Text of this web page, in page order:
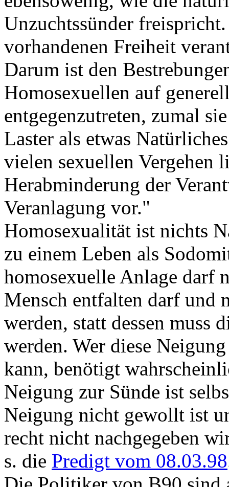
Unzuchtssünder
vorhandenen Freiheit
Darum ist den
Homosexuellen auf
entgegenzutreten, zumal
Laster als etwas
vielen sexuellen Vergehen
Herabminderung der
Veranlagung vor."
Homosexualität ist nichts
zu einem Leben als
homosexuelle Anlage darf
Mensch entfalten darf und
werden, statt dessen muss
werden. Wer diese
kann, benötigt
Neigung zur Sünde ist
Neigung nicht gewollt ist
recht nicht nachgegeben
s. die Predigt vom 08.03.98